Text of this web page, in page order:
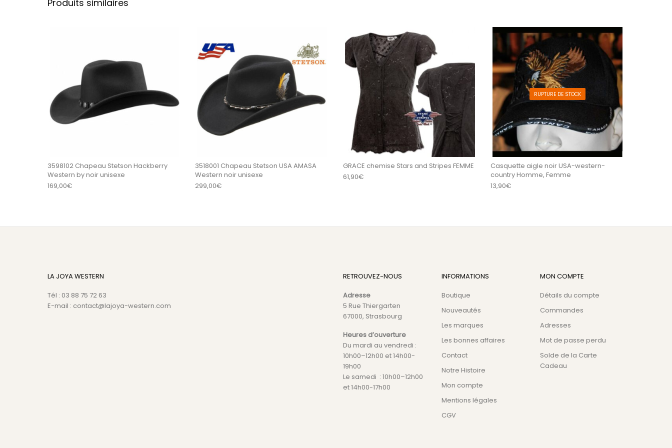
Produits similaires
3598102 Chapeau Stetson Hackberry
Western by noir unisexe
169,00€
Ce produit a plusieurs variations. Les options peuvent être choisies sur la page du produit
3518001 Chapeau Stetson USA AMASA
Western noir unisexe
299,00€
Ce produit a plusieurs variations. Les options peuvent être choisies sur la page du
GRACE chemise Stars and Stripes FEMME
61,90€
Ce produit a plusieurs variations. Les options
RUPTURE DE STOCK
Casquette aigle noir USA-western-
country Homme, Femme
13,90€
LA JOYA WESTERN
Tél : 03 88 75 72 63
E-mail : contact@lajoya-western.com
RETROUVEZ-NOUS
Adresse
5 Rue Thiergarten
67000, Strasbourg
Heures d’ouverture
Du mardi au vendredi :
10h00–12h00 et 14h00-
19h00
Le samedi : 10h00–12h00
et 14h00-17h00
INFORMATIONS
Boutique
Nouveautés
Les marques
Les bonnes affaires
Contact
Notre Histoire
Mon compte
Mentions légales
CGV
MON COMPTE
Détails du compte
Commandes
Adresses
Mot de passe perdu
Solde de la Carte
Cadeau